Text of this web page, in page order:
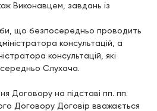
Виконавцем, завдань із
що безпосередньо проводить
консультацій, а
консультацій, які
Слухача.
Договору на підставі пп. пп.
Договору Договір вважається